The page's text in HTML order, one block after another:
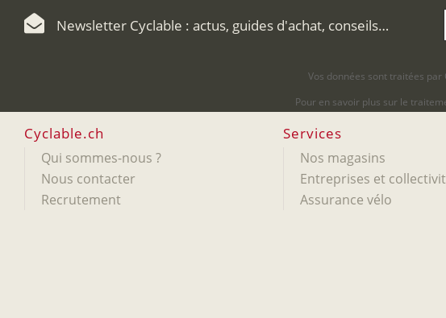
Newsletter Cyclable : actus, guides d'achat, conseils…
Vos données sont traitées
Pour en savoir plus sur le
Cyclable.ch
Qui sommes-nous ?
Nous contacter
Recrutement
Services
Nos magasins
Entreprises et
Assurance vélo